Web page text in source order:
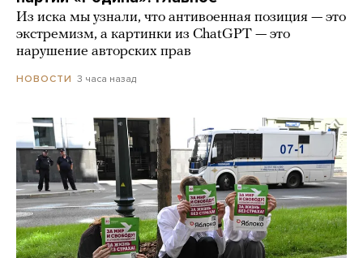
Из иска мы узнали, что антивоенная позиция — это
экстремизм, а картинки из СhatGPT — это
нарушение авторских прав
НОВОСТИ 3 часа назад